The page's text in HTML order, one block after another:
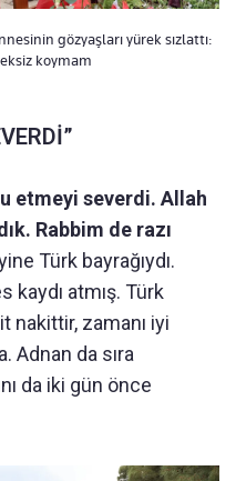
gözyaşları yürek sızlattı:
koymam
etmeyi severdi. Allah
Rabbim de razı
Türk bayrağıydı.
kaydı atmış. Türk
nakittir, zamanı iyi
Adnan da sıra
da iki gün önce